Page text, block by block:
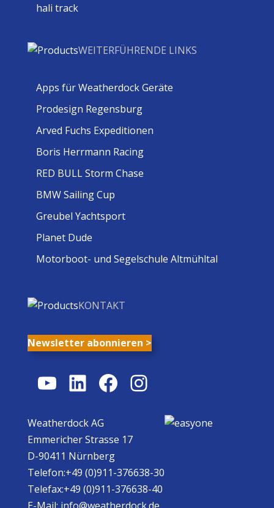
hali track
WEITERFÜHRENDE LINKS
Apps für Weatherdock Geräte
Prodesign Regensburg
Arved Fuchs Expeditionen
Boris Herrmann Racing
RED BULL Storm Chase
BMW Sailing Cup
Greubel Yachtsport
Planet Dude
Motorboot- und Segelschule Altmühltal
KONTAKT
Newsletter abonnieren >
YouTube
LinkedIn
Facebook
Instagram
Weatherdock AG
Emmericher Strasse 17
D-90411 Nürnberg
Telefon:+49 (0)911-376638-30
Telefax:+49 (0)911-376638-40